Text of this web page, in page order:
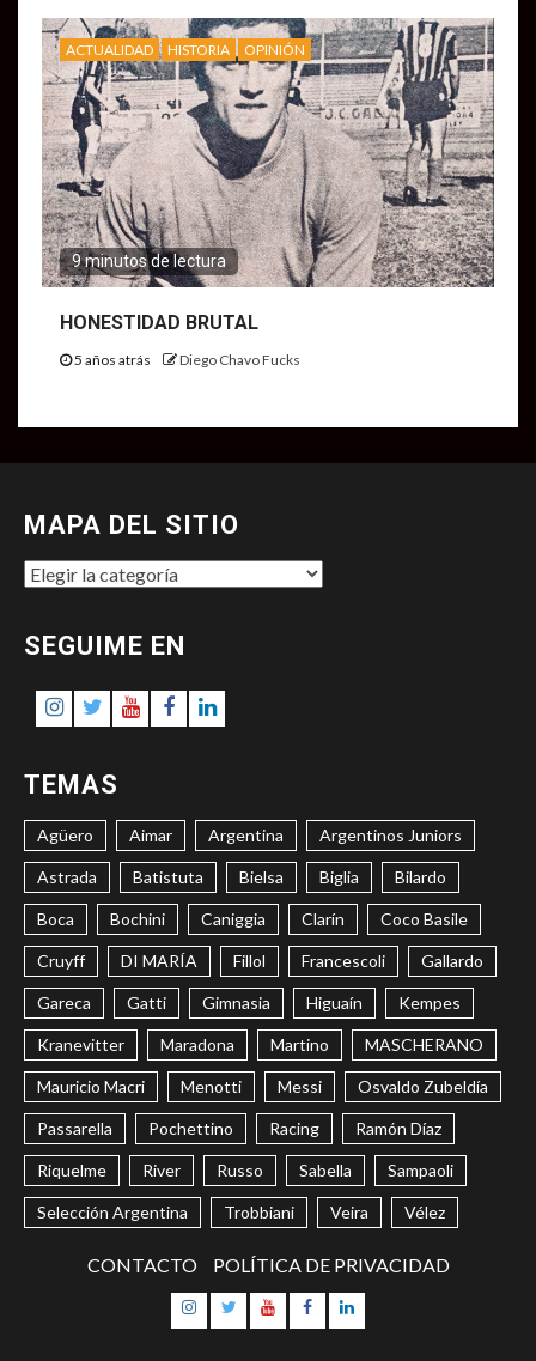
ACTUALIDAD HISTORIA OPINIÓN
9 minutos de lectura
HONESTIDAD BRUTAL
5 años atrás Diego Chavo Fucks
MAPA DEL SITIO
MAPA
SITIO
SEGUIME EN
Instagram
Twitter
Youtube
Facebook
LinkedIn
TEMAS
Agüero Aimar Argentina Argentinos Juniors
Astrada Batistuta Bielsa Biglia Bilardo
Boca Bochini Caniggia Clarín Coco Basile
Cruyff DI MARÍA Fillol Francescoli Gallardo
Gareca Gatti Gimnasia Higuaín Kempes
Kranevitter Maradona Martino MASCHERANO
Mauricio Macri Menotti Messi Osvaldo Zubeldía
Passarella Pochettino Racing Ramón Díaz
Riquelme River Russo Sabella Sampaoli
Selección Argentina Trobbiani Veira Vélez
CONTACTO POLÍTICA DE PRIVACIDAD
Instagram
Twitter
Youtube
Facebook
LinkedIn